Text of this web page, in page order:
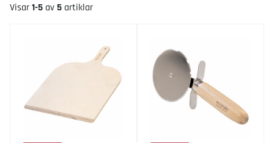
Visar1-5 av5 artiklar